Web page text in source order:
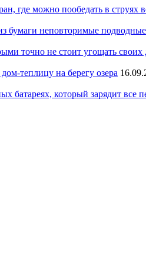
где можно пообедать в струях
бумаги неповторимые
точно не стоит угощать
теплицу на берегу озера
батареях, который зарядит все